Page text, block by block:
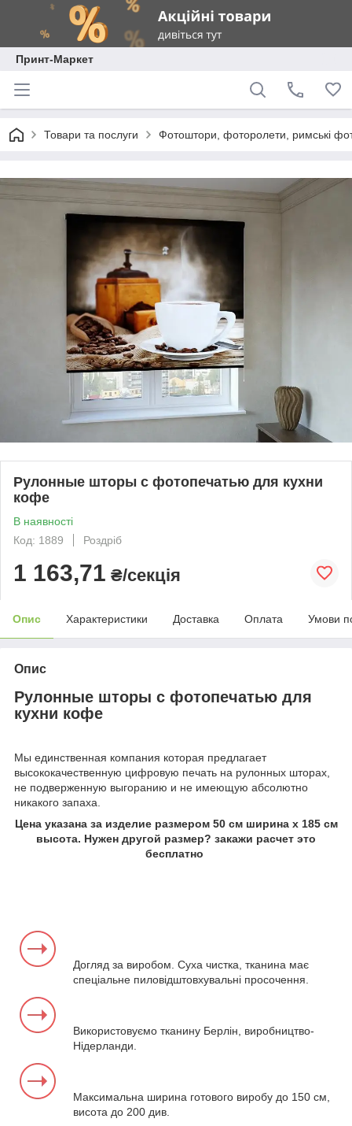
Принт-Маркет
Товари та послуги Фотоштори, фоторолети, римські
Рулонные шторы с фотопечатью для кухни
кофе
В наявності
Код: 1889
Роздріб
1 163,71 ₴/секція
Опис Характеристики Доставка Оплата Умови
Опис
Рулонные шторы с фотопечатью для
кухни кофе
Мы единственная компания которая предлагает
высококачественную цифровую печать на рулонных шторах,
не подверженную выгоранию и не имеющую абсолютно
никакого запаха.
Цена указана за изделие размером 50 см ширина х 185 см
высота. Нужен другой размер? закажи расчет это
бесплатно
Догляд за виробом. Суха чистка, тканина має
спеціальне пиловідштовхувальні просочення.
Використовуємо тканину Берлін, виробництво-
Нідерланди.
Максимальна ширина готового виробу до 150 см,
висота до 200 див.